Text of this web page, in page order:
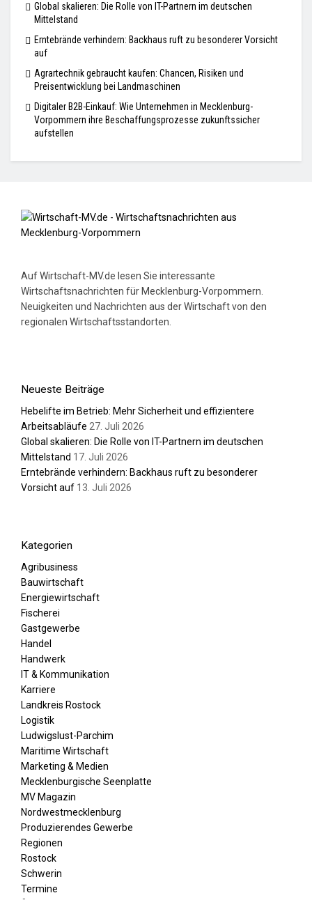
Global skalieren: Die Rolle von IT-Partnern im deutschen
Mittelstand
Erntebrände verhindern: Backhaus ruft zu besonderer Vorsicht
auf
Agrartechnik gebraucht kaufen: Chancen, Risiken und
Preisentwicklung bei Landmaschinen
Digitaler B2B-Einkauf: Wie Unternehmen in Mecklenburg-
Vorpommern ihre Beschaffungsprozesse zukunftssicher
aufstellen
Auf Wirtschaft-MV.de lesen Sie interessante
Wirtschaftsnachrichten für Mecklenburg-Vorpommern.
Neuigkeiten und Nachrichten aus der Wirtschaft von den
regionalen Wirtschaftsstandorten.
Neueste Beiträge
Hebelifte im Betrieb: Mehr Sicherheit und effizientere
Arbeitsabläufe 27. Juli 2026
Global skalieren: Die Rolle von IT-Partnern im deutschen
Mittelstand 17. Juli 2026
Erntebrände verhindern: Backhaus ruft zu besonderer
Vorsicht auf 13. Juli 2026
Kategorien
Agribusiness
Bauwirtschaft
Energiewirtschaft
Fischerei
Gastgewerbe
Handel
Handwerk
IT & Kommunikation
Karriere
Landkreis Rostock
Logistik
Ludwigslust-Parchim
Maritime Wirtschaft
Marketing & Medien
Mecklenburgische Seenplatte
MV Magazin
Nordwestmecklenburg
Produzierendes Gewerbe
Regionen
Rostock
Schwerin
Termine